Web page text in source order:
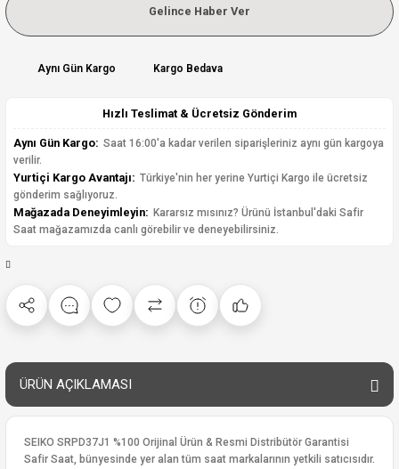
Gelince Haber Ver
Aynı Gün Kargo Kargo Bedava
Hızlı Teslimat & Ücretsiz Gönderim
Aynı Gün Kargo: Saat 16:00'a kadar verilen siparişleriniz aynı gün kargoya
verilir.
Yurtiçi Kargo Avantajı: Türkiye'nin her yerine Yurtiçi Kargo ile ücretsiz
gönderim sağlıyoruz.
Mağazada Deneyimleyin: Kararsız mısınız? Ürünü İstanbul'daki Safir
Saat mağazamızda canlı görebilir ve deneyebilirsiniz.
ÜRÜN AÇIKLAMASI
SEIKO SRPD37J1 %100 Orijinal Ürün & Resmi Distribütör Garantisi
Safir Saat, bünyesinde yer alan tüm saat markalarının yetkili satıcısıdır.